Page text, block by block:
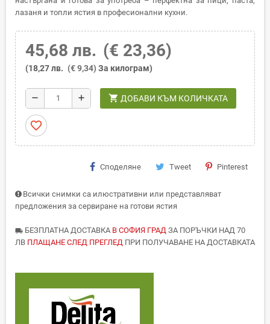
лазаня и топли ястия в професионални кухни.
45,68 лв. (€ 23,36)
(18,27 лв. (€ 9,34) За килограм)
remove add shopping_cart ДОБАВИ КЪМ КОЛИЧКАТА
favorite_border
Споделяне Tweet Pinterest
Всички снимки са илюстративни или представляват
предложения за сервиране на готови ястия
local_shipping БЕЗПЛАТНА ДОСТАВКА В СОФИЯ ГРАД ЗА ПОРЪЧКИ НАД 70
ЛВ ПЛАЩАНЕ СЛЕД ПРЕГЛЕД ПРИ ПОЛУЧАВАНЕ НА ДОСТАВКАТА